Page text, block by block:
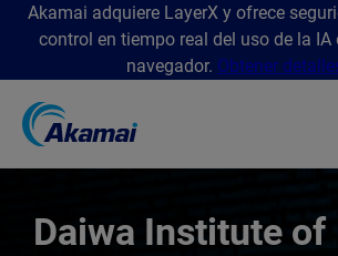
Akamai adquiere LayerX y ofrece
control en tiempo real del uso de la IA
navegador. Obtener
Daiwa Institute of